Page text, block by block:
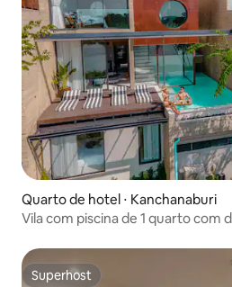
Quarto de hotel ⋅ Kanchanaburi
Vila com piscina de 1 quarto com
Superhost
Superhost